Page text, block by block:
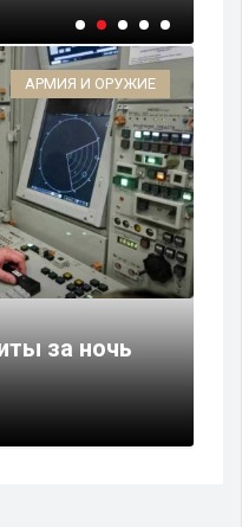
АРМИЯ И ОРУЖИЕ
за ночь